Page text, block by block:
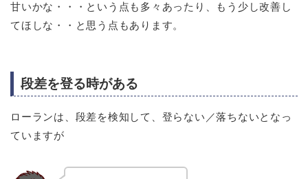
甘いかな・・・という点も多々あったり、もう少し改善し
てほしな・・と思う点もあります。
段差を登る時がある
ローランは、段差を検知して、登らない／落ちないとなっ
ていますが